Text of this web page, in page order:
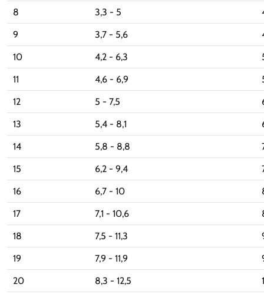
8 3,3 - 5
9
3,7 - 5,6
10
4,2 - 6,3
11
4,6 - 6,9
12
5 - 7,5
13
5,4 - 8,1
14
5,8 - 8,8
15
6,2 - 9,4
16
6,7 - 10
17
7,1 - 10,6
18
7,5 - 11,3
19
7,9 - 11,9
20
8,3 - 12,5